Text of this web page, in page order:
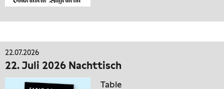
22.07.2026
22. Juli 2026 Nachttisch
Table